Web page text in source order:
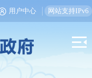
用户中心 网站支持IPv6